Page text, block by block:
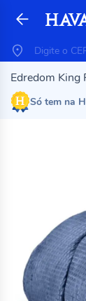
Edredom King
Só tem na